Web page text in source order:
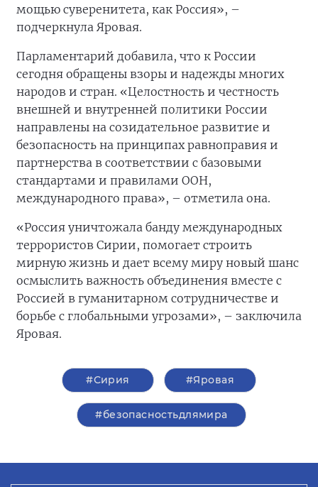
мощью суверенитета, как Россия», –
подчеркнула Яровая.
Парламентарий добавила, что к России
сегодня обращены взоры и надежды многих
народов и стран. «Целостность и честность
внешней и внутренней политики России
направлены на созидательное развитие и
безопасность на принципах равноправия и
партнерства в соответствии с базовыми
стандартами и правилами ООН,
международного права», – отметила она.
«Россия уничтожала банду международных
террористов Сирии, помогает строить
мирную жизнь и дает всему миру новый шанс
осмыслить важность объединения вместе с
Россией в гуманитарном сотрудничестве и
борьбе с глобальными угрозами», – заключила
Яровая.
#Сирия #Яровая
#безопасностьдлямира